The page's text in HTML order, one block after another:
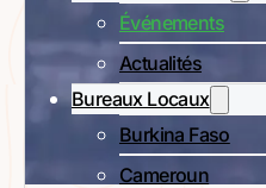
Événements
Actualités
Bureaux Locaux
Burkina Faso
Cameroun